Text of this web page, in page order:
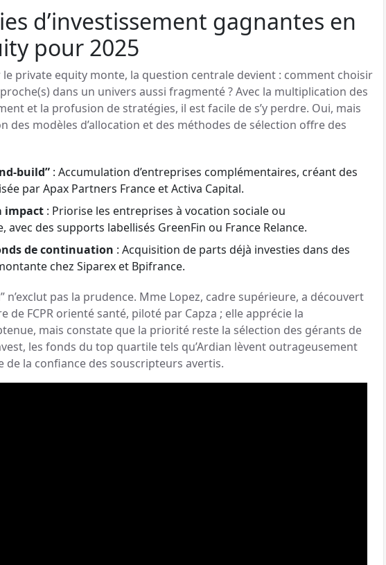
d’investissement gagnantes en
pour 2025
le private equity monte, la question centrale devient : comment choisir
dans un univers aussi fragmenté ? Avec la multiplication des
et la profusion de stratégies, il est facile de s’y perdre. Oui, mais
des modèles d’allocation et des méthodes de sélection offre des
build” : Accumulation d’entreprises complémentaires, créant des
par Apax Partners France et Activa Capital.
impact : Priorise les entreprises à vocation sociale ou
avec des supports labellisés GreenFin ou France Relance.
de continuation : Acquisition de parts déjà investies dans des
chez Siparex et Bpifrance.
n’exclut pas la prudence. Mme Lopez, cadre supérieure, a découvert
de FCPR orienté santé, piloté par Capza ; elle apprécie la
mais constate que la priorité reste la sélection des gérants de
les fonds du top quartile tels qu’Ardian lèvent outrageusement
de la confiance des souscripteurs avertis.